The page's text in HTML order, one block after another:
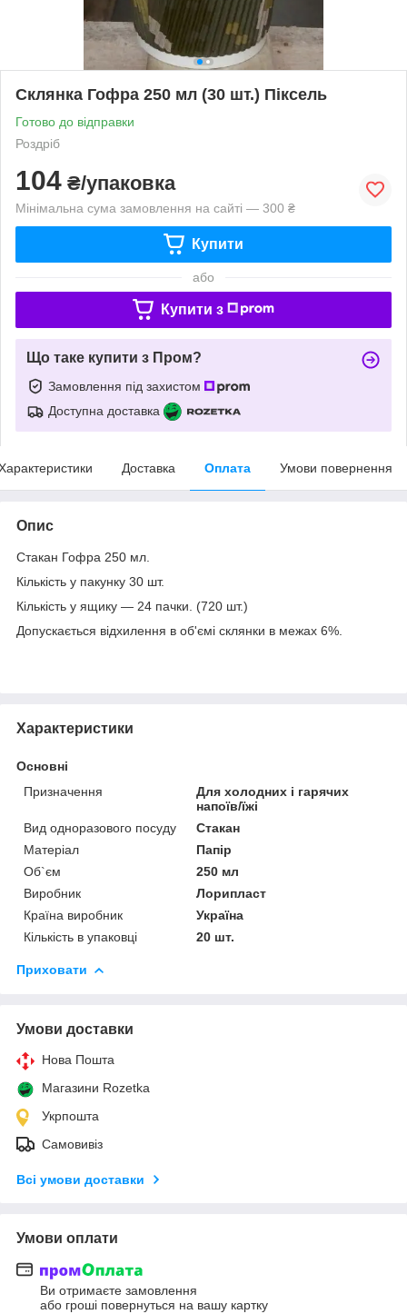
Склянка Гофра 250 мл (30 шт.) Піксель
Готово до відправки
Роздріб
104 ₴/упаковка
Мінімальна сума замовлення на сайті — 300 ₴
Купити
або
Купити з
Що таке купити з Пром?
Замовлення під захистом
Доступна доставка
Доставка Оплата Умови повернення
Опис
Стакан Гофра 250 мл.
Кількість у пакунку 30 шт.
Кількість у ящику — 24 пачки. (720 шт.)
Допускається відхилення в об'ємі склянки в межах 6%.
Характеристики
Основні
Призначення
Для холодних і гарячих
напоїв/їжі
Вид одноразового посуду
Стакан
Матеріал
Папір
Об`єм
250 мл
Виробник
Лорипласт
Країна виробник
Україна
Кількість в упаковці
20 шт.
Приховати
Умови доставки
Нова Пошта
Магазини Rozetka
Укрпошта
Самовивіз
Всі умови доставки
Умови оплати
Ви отримаєте замовлення
або гроші повернуться на вашу картку